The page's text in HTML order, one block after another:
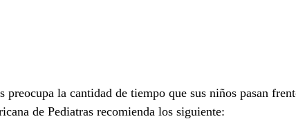
preocupa la cantidad de tiempo que sus niños pasan
de Pediatras recomienda los siguiente: